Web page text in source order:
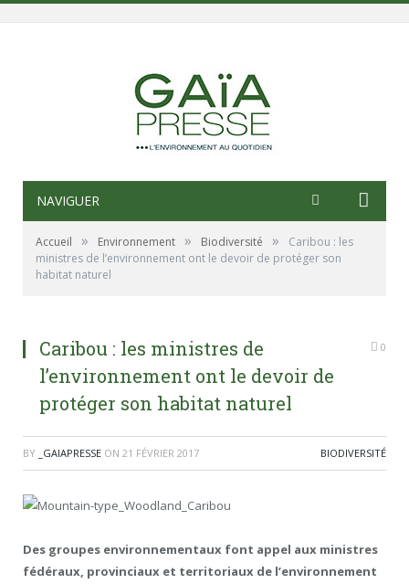
NAVIGUER
Accueil » Environnement » Biodiversité »
Caribou : les
ministres de l’environnement ont le devoir de protéger son
habitat naturel
Caribou : les ministres de
l’environnement ont le devoir de
protéger son habitat naturel
0
BY _GAIAPRESSE ON 21 FÉVRIER 2017 BIODIVERSITÉ
Des groupes environnementaux font appel aux ministres
fédéraux, provinciaux et territoriaux de l’environnement